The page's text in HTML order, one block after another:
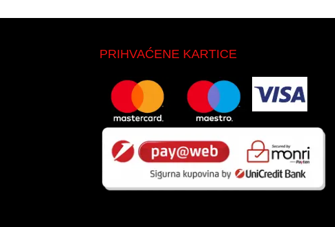
PRIHVAĆENE KARTICE